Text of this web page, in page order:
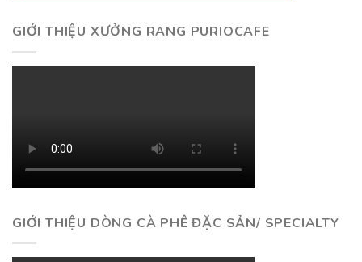
GIỚI THIỆU XƯỞNG RANG PURIOCAFE
GIỚI THIỆU DÒNG CÀ PHÊ ĐẶC SẢN/ SPECIALTY